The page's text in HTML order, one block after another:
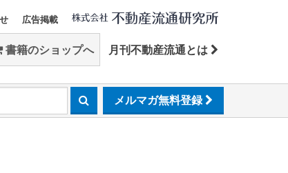
広告掲載
書籍のショップへ 月刊不動産流通とは
メルマガ無料登録